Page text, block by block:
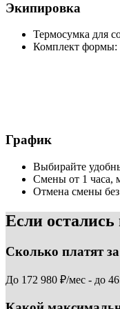
Экипировка
Термосумка для
Комплект формы:
График
Выбирайте
Смены от 1 часа,
Отмена смены без
Если
Сколько платят
До 172 980 ₽/мес - до